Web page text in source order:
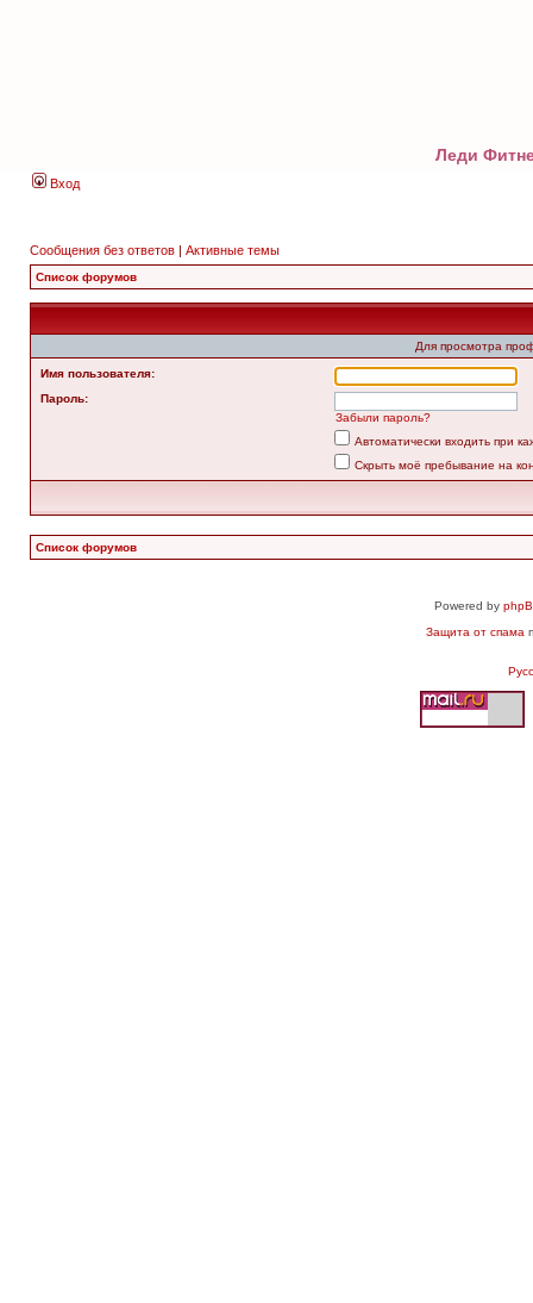
Леди
Вход
Сообщения без ответов | Активные темы
Список форумов
Для просмотра
Имя пользователя:
Пароль:
Забыли пароль?
Автоматически входить при
Скрыть моё пребывание на
Список форумов
Powered by
Защита от спама